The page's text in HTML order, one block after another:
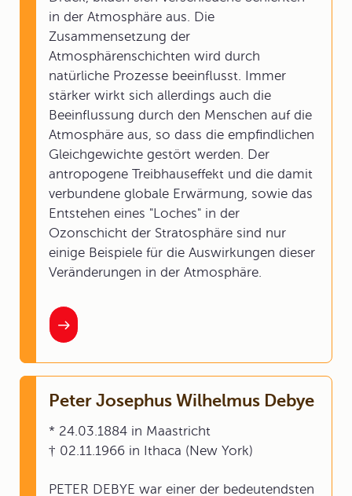
in der Atmosphäre aus. Die
Zusammensetzung der
Atmosphärenschichten wird durch
natürliche Prozesse beeinflusst. Immer
stärker wirkt sich allerdings auch die
Beeinflussung durch den Menschen auf die
Atmosphäre aus, so dass die empfindlichen
Gleichgewichte gestört werden. Der
antropogene Treibhauseffekt und die damit
verbundene globale Erwärmung, sowie das
Entstehen eines "Loches" in der
Ozonschicht der Stratosphäre sind nur
einige Beispiele für die Auswirkungen dieser
Veränderungen in der Atmosphäre.
Peter Josephus Wilhelmus Debye
* 24.03.1884 in Maastricht
† 02.11.1966 in Ithaca (New York)
PETER DEBYE war einer der bedeutendsten